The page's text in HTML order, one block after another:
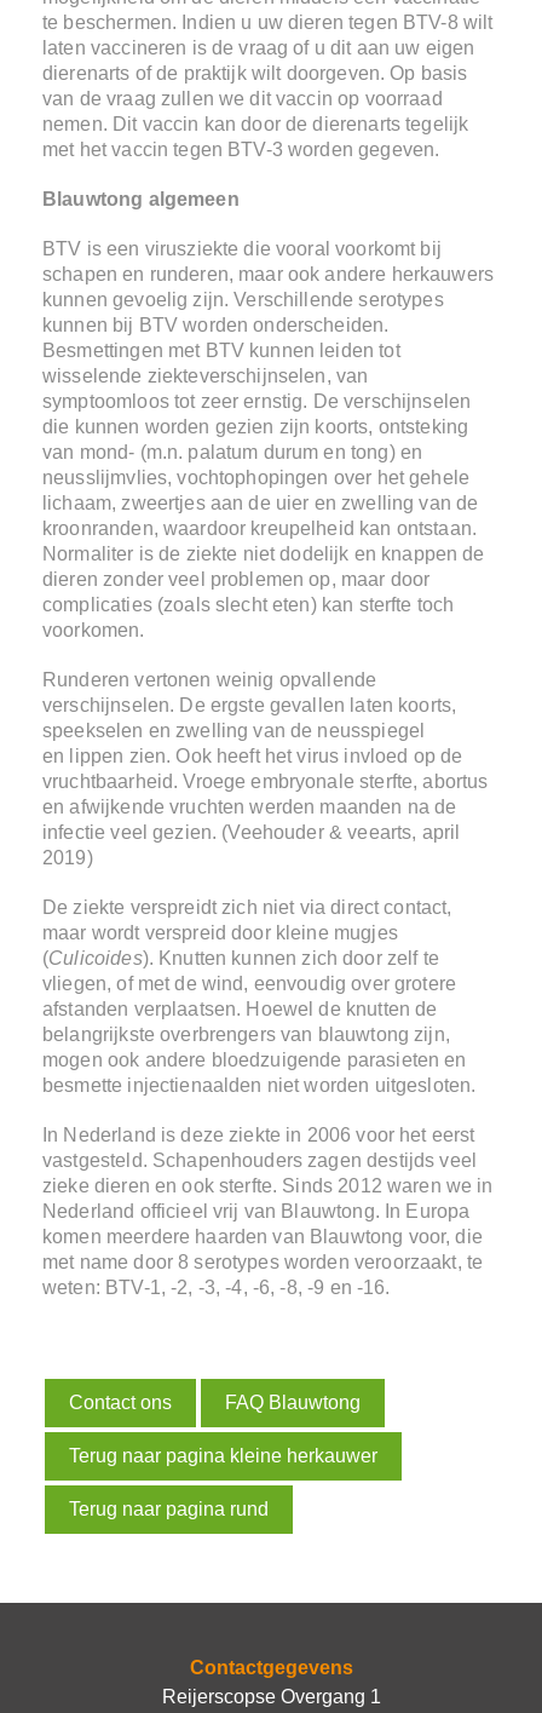
te beschermen. Indien u uw dieren tegen BTV-8 wilt
laten vaccineren is de vraag of u dit aan uw eigen
dierenarts of de praktijk wilt doorgeven. Op basis
van de vraag zullen we dit vaccin op voorraad
nemen. Dit vaccin kan door de dierenarts tegelijk
met het vaccin tegen BTV-3 worden gegeven.
Blauwtong algemeen
BTV is een virusziekte die vooral voorkomt bij
schapen en runderen, maar ook andere herkauwers
kunnen gevoelig zijn. Verschillende serotypes
kunnen bij BTV worden onderscheiden.
Besmettingen met BTV kunnen leiden tot
wisselende ziekteverschijnselen, van
symptoomloos tot zeer ernstig. De verschijnselen
die kunnen worden gezien zijn koorts, ontsteking
van mond- (m.n. palatum durum en tong) en
neusslijmvlies, vochtophopingen over het gehele
lichaam, zweertjes aan de uier en zwelling van de
kroonranden, waardoor kreupelheid kan ontstaan.
Normaliter is de ziekte niet dodelijk en knappen de
dieren zonder veel problemen op, maar door
complicaties (zoals slecht eten) kan sterfte toch
voorkomen.
Runderen vertonen weinig opvallende
verschijnselen. De ergste gevallen laten koorts,
speekselen en zwelling van de neusspiegel
en lippen zien. Ook heeft het virus invloed op de
vruchtbaarheid. Vroege embryonale sterfte, abortus
en afwijkende vruchten werden maanden na de
infectie veel gezien. (Veehouder & veearts, april
2019)
De ziekte verspreidt zich niet via direct contact,
maar wordt verspreid door kleine mugjes
(Culicoides). Knutten kunnen zich door zelf te
vliegen, of met de wind, eenvoudig over grotere
afstanden verplaatsen. Hoewel de knutten de
belangrijkste overbrengers van blauwtong zijn,
mogen ook andere bloedzuigende parasieten en
besmette injectienaalden niet worden uitgesloten.
In Nederland is deze ziekte in 2006 voor het eerst
vastgesteld. Schapenhouders zagen destijds veel
zieke dieren en ook sterfte. Sinds 2012 waren we in
Nederland officieel vrij van Blauwtong. In Europa
komen meerdere haarden van Blauwtong voor, die
met name door 8 serotypes worden veroorzaakt, te
weten: BTV-1, -2, -3, -4, -6, -8, -9 en -16.
Contact ons FAQ Blauwtong
Terug naar pagina kleine herkauwer
Terug naar pagina rund
Contactgegevens
Reijerscopse Overgang 1